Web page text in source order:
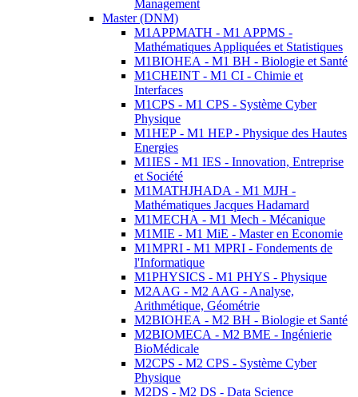
Management
Master (DNM)
M1APPMATH - M1 APPMS -
Mathématiques Appliquées et Statistiques
M1BIOHEA - M1 BH - Biologie et Santé
M1CHEINT - M1 CI - Chimie et
Interfaces
M1CPS - M1 CPS - Système Cyber
Physique
M1HEP - M1 HEP - Physique des Hautes
Energies
M1IES - M1 IES - Innovation, Entreprise
et Société
M1MATHJHADA - M1 MJH -
Mathématiques Jacques Hadamard
M1MECHA - M1 Mech - Mécanique
M1MIE - M1 MiE - Master en Economie
M1MPRI - M1 MPRI - Fondements de
l'Informatique
M1PHYSICS - M1 PHYS - Physique
M2AAG - M2 AAG - Analyse,
Arithmétique, Géométrie
M2BIOHEA - M2 BH - Biologie et Santé
M2BIOMECA - M2 BME - Ingénierie
BioMédicale
M2CPS - M2 CPS - Système Cyber
Physique
M2DS - M2 DS - Data Science